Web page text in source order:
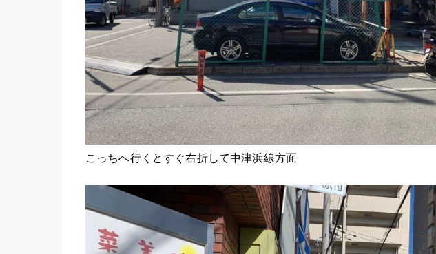
こっちへ行くとすぐ右折して中津浜線方面